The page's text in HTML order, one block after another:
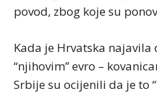
povod, zbog koje su
Kada je Hrvatska najavila
“njihovim” evro –
Srbije su ocijenili da je to